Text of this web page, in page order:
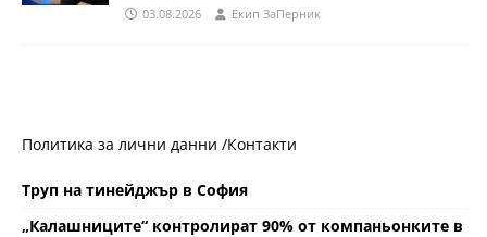
03.08.2026 Eкип ЗаПерник
Политика за лични данни /Контакти
Труп на тинейджър в София
„Калашниците“ контролират 90% от компаньонките в